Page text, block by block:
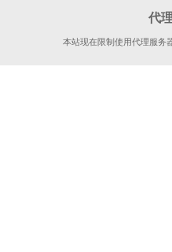
代
本站现在限制使用代理服务